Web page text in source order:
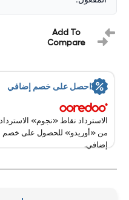
Add To
Compare
احصل على خصم إضافي
الاسترداد نقاط «نجوم» الاسترداد
من «أوريدو» للحصول على خصم
إضافي.